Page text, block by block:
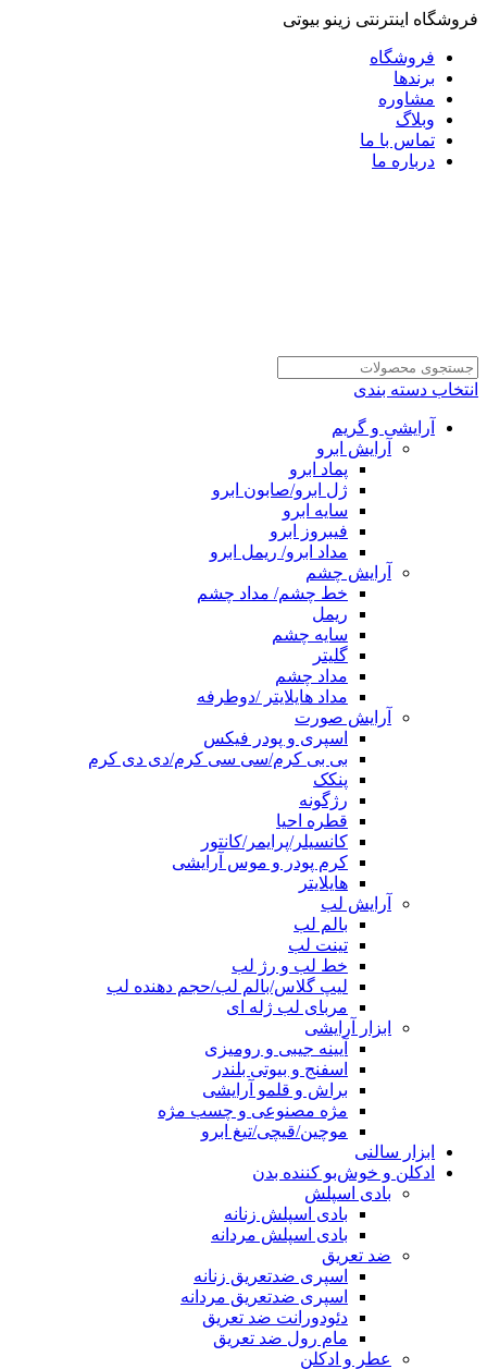
فروشگاه اینترنتی زینو بیوتی
فروشگاه
برندها
مشاوره
وبلاگ
تماس با ما
درباره ما
انتخاب دسته بندی
آرایشی و گریم
آرایش ابرو
پماد ابرو
ژل ابرو/صابون ابرو
سایه ابرو
فیبروز ابرو
مداد ابرو/ ریمل ابرو
آرایش چشم
خط چشم/ مداد چشم
ریمل
سایه چشم
گلیتر
مداد چشم
مداد هایلایتر /دوطرفه
آرایش صورت
اسپری و پودر فیکس
بی بی کرم/سی سی کرم/دی دی کرم
پنکک
رژگونه
قطره احیا
کانسیلر/پرایمر/کانتور
کرم پودر و موس آرایشی
هایلایتر
آرایش لب
بالم لب
تینت لب
خط لب و رژ لب
لیپ گلاس/بالم لب/حجم دهنده لب
مربای لب ژله ای
ابزار آرایشی
آیینه جیبی و رومیزی
اسفنج و بیوتی بلندر
براش و قلمو آرایشی
مژه مصنوعی و چسب مژه
موچین/قیچی/تیغ ابرو
ابزار سالنی
ادکلن و خوش‌بو کننده بدن
بادی اسپلش
بادی اسپلش زنانه
بادی اسپلش مردانه
ضد تعریق
اسپری ضدتعریق زنانه
اسپری ضدتعریق مردانه
دئودورانت ضد تعریق
مام رول ضد تعریق
عطر و ادکلن